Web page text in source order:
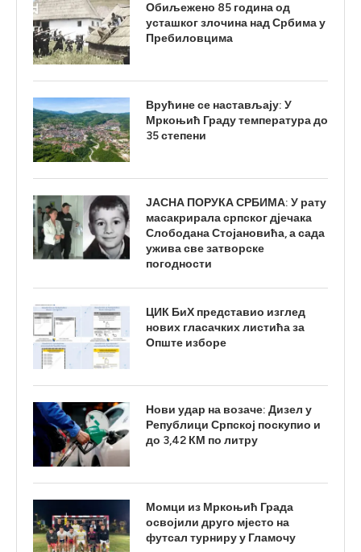
Обиљежено 85 година од
усташког злочина над Србима у
Пребиловцима
Врућине се настављају: У
Мркоњић Граду температура до
35 степени
ЈАСНА ПОРУКА СРБИМА: У рату
масакрирала српског дјечака
Слободана Стојановића, а сада
ужива све затворске
погодности
ЦИК БиХ представио изглед
нових гласачких листића за
Опште изборе
Нови удар на возаче: Дизел у
Републици Српској поскупио и
до 3,42 КМ по литру
Момци из Мркоњић Града
освојили друго мјесто на
футсал турниру у Гламочу